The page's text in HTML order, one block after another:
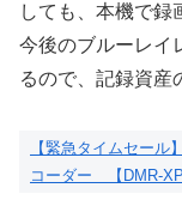
しても、本機で
今後のブルーレイ
るので、記録資産
【緊急タイムセー
コーダー 【DMR-